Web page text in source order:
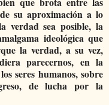
su aproximación a lo
verdad sea posible, la
ideológica que
la verdad, a su vez,
parecernos, en la
los seres humanos, sobre
de lucha por la